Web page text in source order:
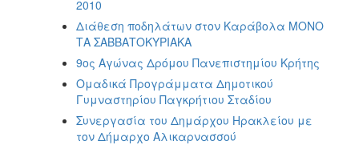
2010
Διάθεση ποδηλάτων στον Καράβολα ΜΟΝΟ
ΤΑ ΣΑΒΒΑΤΟΚΥΡΙΑΚΑ
9ος Αγώνας Δρόμου Πανεπιστημίου Κρήτης
Ομαδικά Προγράμματα Δημοτικού
Γυμναστηρίου Παγκρήτιου Σταδίου
Συνεργασία του Δημάρχου Ηρακλείου με
τον Δήμαρχο Αλικαρνασσού